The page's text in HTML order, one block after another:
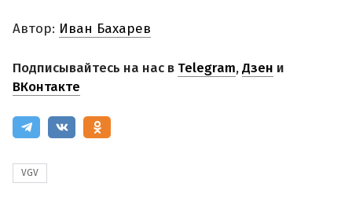
Автор: Иван Бахарев
Подписывайтесь на нас в Telegram,Дзен и
ВКонтакте
VGV